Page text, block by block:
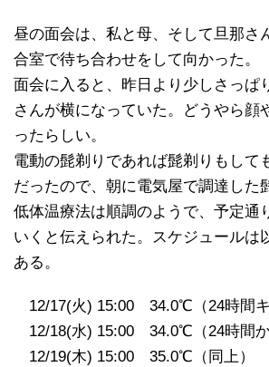
昼の面会は、私と母、そして旦那さ
合室で待ち合わせをして向かった。
面会に入ると、昨日より少しさっぱ
さんが横になっていた。どうやら顔
ったらしい。
電動の髭剃りであれば髭剃りもして
だったので、朝に電気屋で調達した
低体温療法は順調のようで、予定通
いくと伝えられた。スケジュールは
ある。
12/17(火) 15:00 34.0℃（24時間キ
12/18(水) 15:00 34.0℃（24時間か
12/19(木) 15:00 35.0℃（同上）